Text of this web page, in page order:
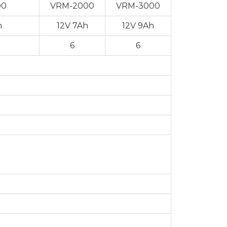
VRM-2000 VRM-3000
12V 7Ah 12V 9Ah
6 6